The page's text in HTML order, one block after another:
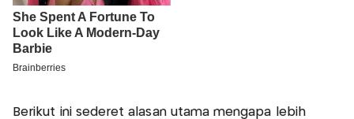
Berikut ini sederet alasan utama mengapa lebih